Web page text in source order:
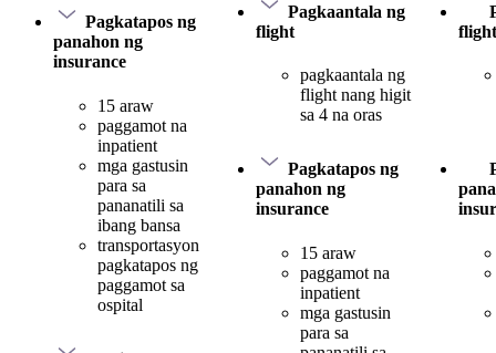
Pagkatapos ng
panahon ng
insurance
15 araw
paggamot na
inpatient
mga gastusin
para sa
pananatili sa
ibang bansa
transportasyon
pagkatapos ng
paggamot sa
ospital
Pagkaantala ng
flight
pagkaantala ng
flight nang higit
sa 4 na oras
Pagkatapos ng
panahon ng
insurance
15 araw
paggamot na
inpatient
mga gastusin
para sa
flight